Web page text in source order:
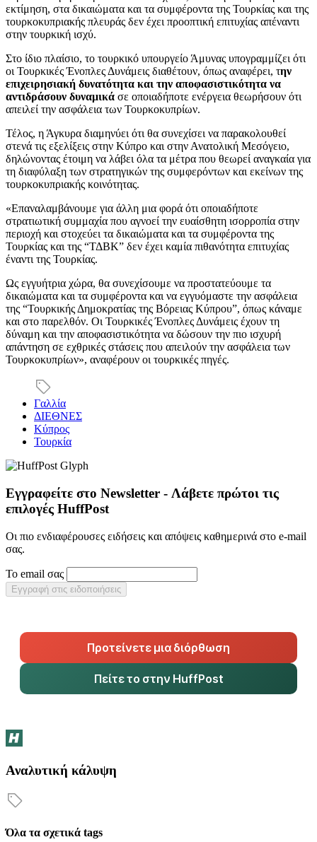
εκτίμηση, στα δικαιώματα και τα συμφέροντα της Τουρκίας και της
τουρκοκυπριακής πλευράς δεν έχει προοπτική επιτυχίας απέναντι
στην τουρκική ισχύ.
Στο ίδιο πλαίσιο, το τουρκικό υπουργείο Άμυνας υπογραμμίζει ότι
οι Τουρκικές Ένοπλες Δυνάμεις διαθέτουν, όπως αναφέρει, την
επιχειρησιακή δυνατότητα και την αποφασιστικότητα να
αντιδράσουν δυναμικά σε οποιαδήποτε ενέργεια θεωρήσουν ότι
απειλεί την ασφάλεια των Τουρκοκυπρίων.
Τέλος, η Άγκυρα διαμηνύει ότι θα συνεχίσει να παρακολουθεί
στενά τις εξελίξεις στην Κύπρο και στην Ανατολική Μεσόγειο,
δηλώνοντας έτοιμη να λάβει όλα τα μέτρα που θεωρεί αναγκαία για
τη διαφύλαξη των στρατηγικών της συμφερόντων και εκείνων της
τουρκοκυπριακής κοινότητας.
«Επαναλαμβάνουμε για άλλη μια φορά ότι οποιαδήποτε
στρατιωτική συμμαχία που αγνοεί την ευαίσθητη ισορροπία στην
περιοχή και στοχεύει τα δικαιώματα και τα συμφέροντα της
Τουρκίας και της “ΤΔΒΚ” δεν έχει καμία πιθανότητα επιτυχίας
έναντι της Τουρκίας.
Ως εγγυήτρια χώρα, θα συνεχίσουμε να προστατεύουμε τα
δικαιώματα και τα συμφέροντα και να εγγυόμαστε την ασφάλεια
της “Τουρκικής Δημοκρατίας της Βόρειας Κύπρου”, όπως κάναμε
και στο παρελθόν. Οι Τουρκικές Ένοπλες Δυνάμεις έχουν τη
δύναμη και την αποφασιστικότητα να δώσουν την πιο ισχυρή
απάντηση σε εχθρικές στάσεις που απειλούν την ασφάλεια των
Τουρκοκυπρίων», αναφέρουν οι τουρκικές πηγές.
Γαλλία
ΔΙΕΘΝΕΣ
Κύπρος
Τουρκία
Εγγραφείτε στο Newsletter - Λάβετε πρώτοι τις
επιλογές HuffPost
Οι πιο ενδιαφέρουσες ειδήσεις και απόψεις καθημερινά στο e-mail
σας.
Το email σας
Εγγραφή στις ειδοποιήσεις
Προτείνετε μια διόρθωση
Πείτε το στην HuffPost
Αναλυτική κάλυψη
Όλα τα σχετικά tags